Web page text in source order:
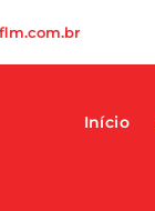
Início